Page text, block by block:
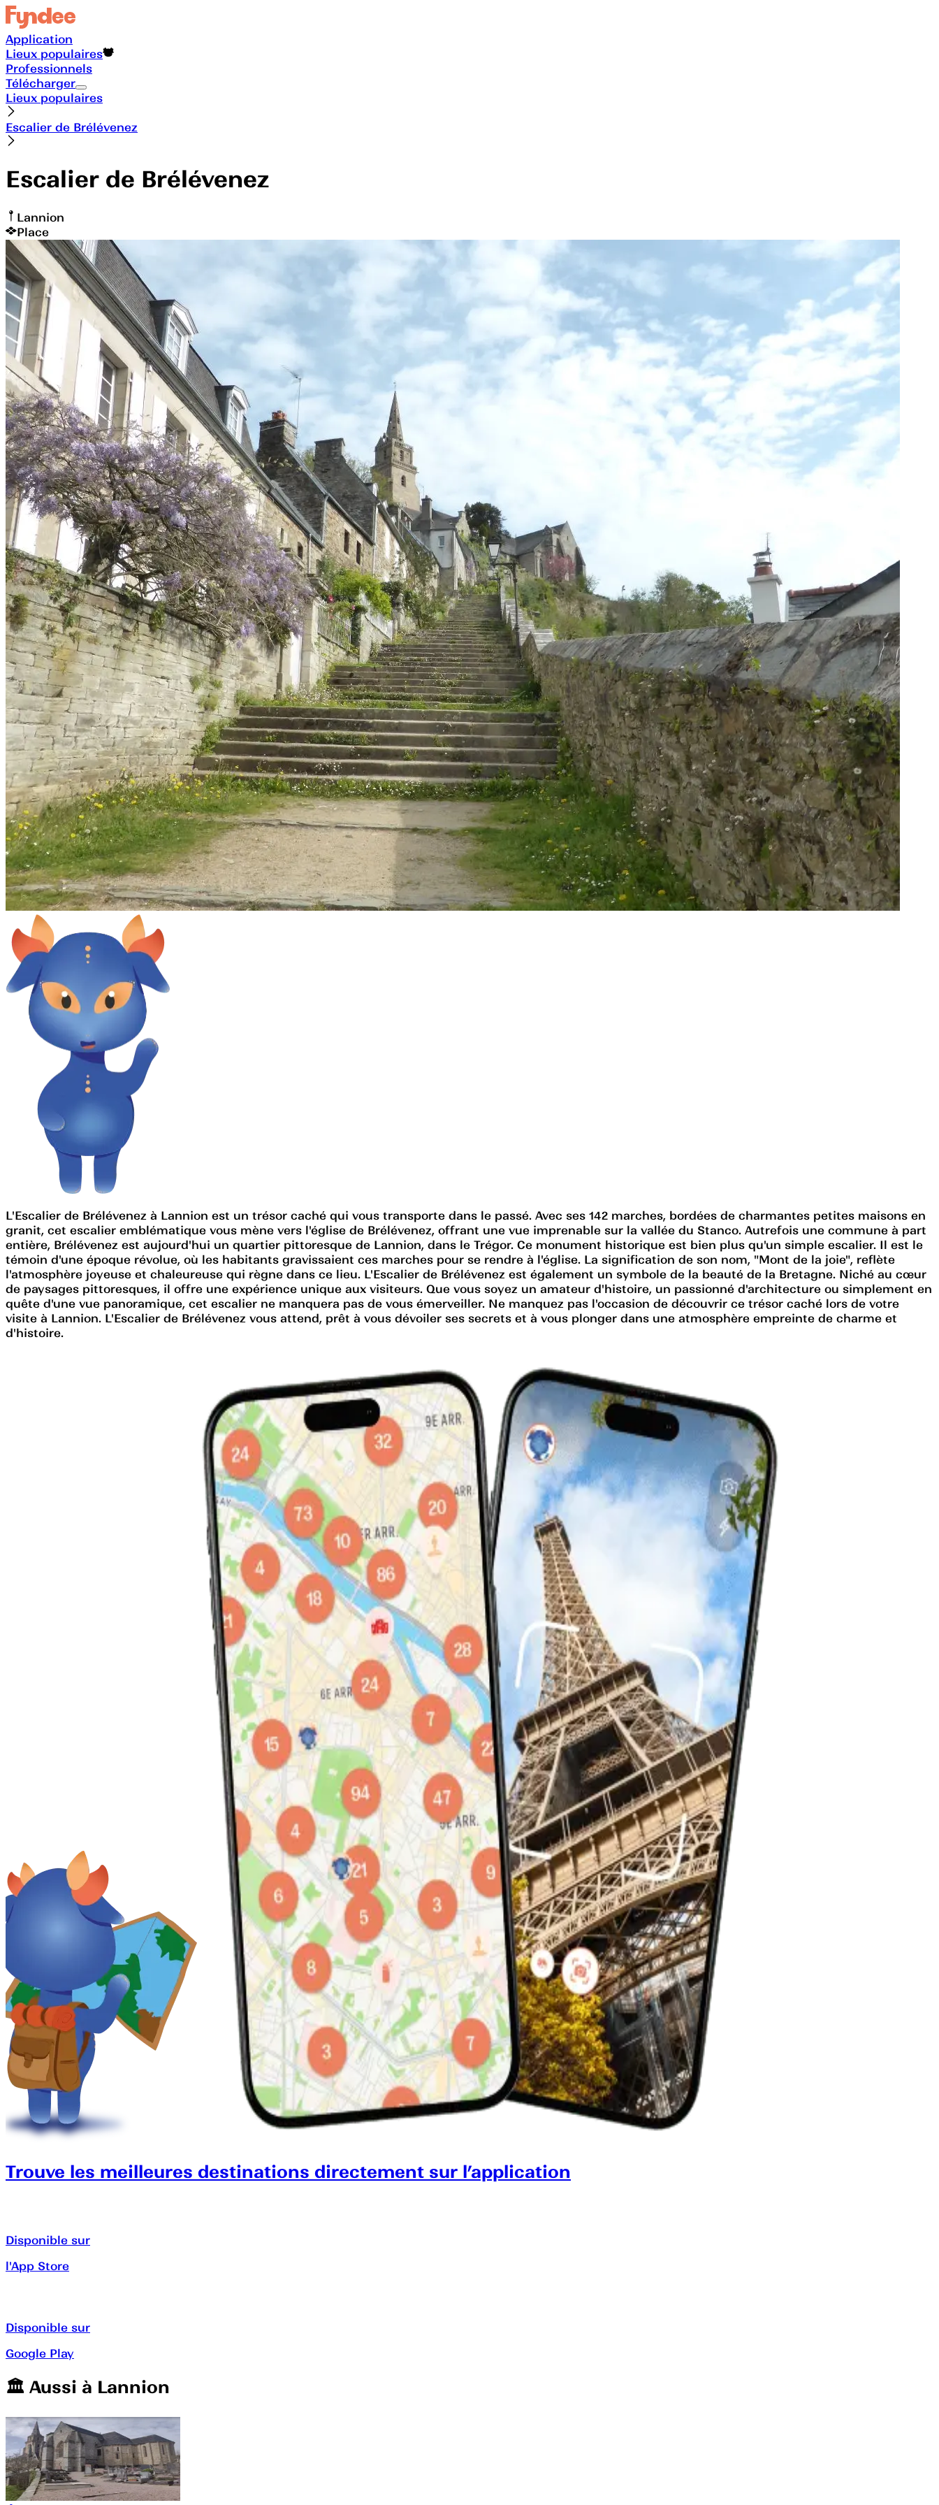
Application
Lieux populaires
Professionnels
Télécharger
Lieux populaires
Escalier de Brélévenez
Escalier de Brélévenez
Lannion
Place
L'Escalier de Brélévenez à Lannion est un trésor caché qui vous transporte dans le passé. Avec ses 142 marches, bordées de charmantes petites maisons en
granit, cet escalier emblématique vous mène vers l'église de Brélévenez, offrant une vue imprenable sur la vallée du Stanco. Autrefois une commune à part
entière, Brélévenez est aujourd'hui un quartier pittoresque de Lannion, dans le Trégor. Ce monument historique est bien plus qu'un simple escalier. Il est le
témoin d'une époque révolue, où les habitants gravissaient ces marches pour se rendre à l'église. La signification de son nom, "Mont de la joie", reflète
l'atmosphère joyeuse et chaleureuse qui règne dans ce lieu. L'Escalier de Brélévenez est également un symbole de la beauté de la Bretagne. Niché au cœur
de paysages pittoresques, il offre une expérience unique aux visiteurs. Que vous soyez un amateur d'histoire, un passionné d'architecture ou simplement en
quête d'une vue panoramique, cet escalier ne manquera pas de vous émerveiller. Ne manquez pas l'occasion de découvrir ce trésor caché lors de votre
visite à Lannion. L'Escalier de Brélévenez vous attend, prêt à vous dévoiler ses secrets et à vous plonger dans une atmosphère empreinte de charme et
d'histoire.
Trouve les meilleures destinations directement sur l’application
Disponible sur
l'App Store
Disponible sur
Google Play
🏛️️ Aussi à Lannion